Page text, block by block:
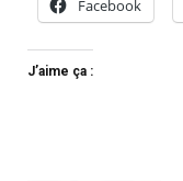
Facebook
J’aime ça :